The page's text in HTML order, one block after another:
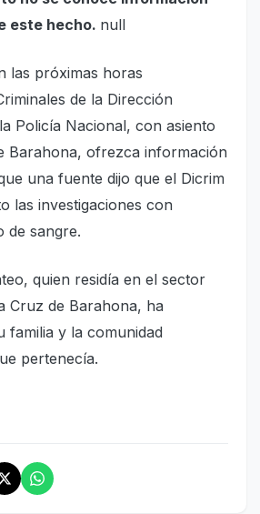
este hecho. null
las próximas horas
de la Dirección
Policía Nacional, con asiento
Barahona, ofrezca información
una fuente dijo que el Dicrim
las investigaciones con
de sangre.
quien residía en el sector
Cruz de Barahona, ha
familia y la comunidad
pertenecía.